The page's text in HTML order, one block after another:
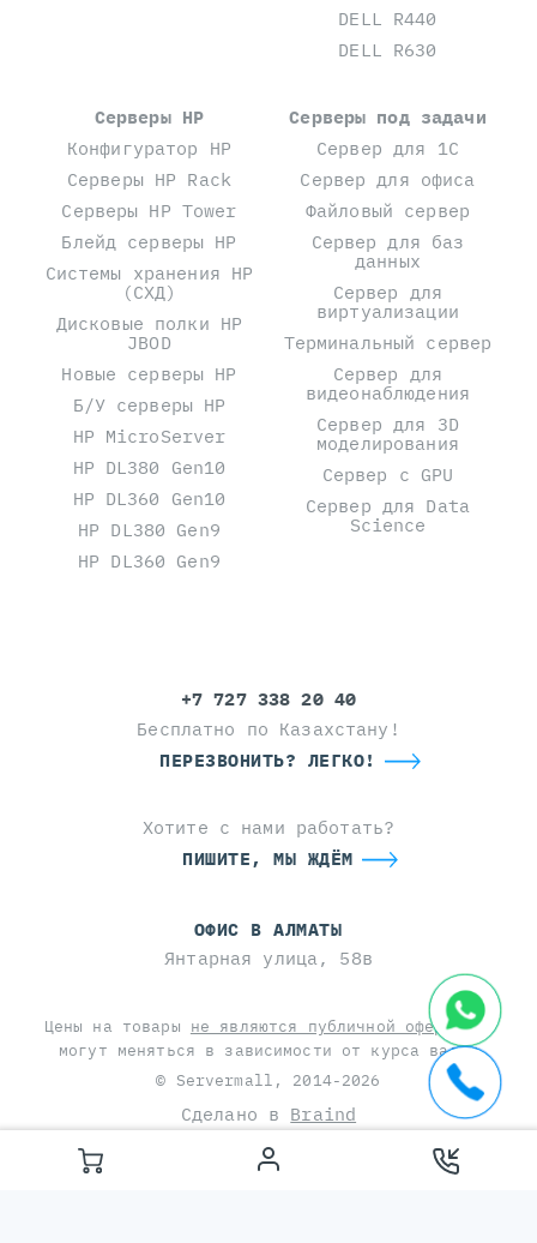
DELL R440
DELL R630
Серверы HP
Конфигуратор HP
Серверы HP Rack
Серверы HP Tower
Блейд серверы HP
Системы хранения HP
(СХД)
Дисковые полки HP
JBOD
Новые серверы HP
Б/У серверы HP
HP MicroServer
HP DL380 Gen10
HP DL360 Gen10
HP DL380 Gen9
HP DL360 Gen9
Серверы под задачи
Сервер для 1С
Сервер для офиса
Файловый сервер
Сервер для баз
данных
Сервер для
виртуализации
Терминальный сервер
Сервер для
видеонаблюдения
Сервер для 3D
моделирования
Сервер с GPU
Сервер для Data
Science
+7 727 338 20 40
Бесплатно по Казахстану!
ПЕРЕЗВОНИТЬ? ЛЕГКО!
Хотите с нами работать?
ПИШИТЕ, МЫ ЖДЁМ
ОФИС В АЛМАТЫ
Янтарная улица, 58в
Цены на товары не являются публичной офертойи
могут меняться в зависимости от курса валют
© Servermall, 2014-2026
Сделано в Braind
This site is protected by reCAPTCHA and the Google
Privacy Policy
Terms of Service apply.